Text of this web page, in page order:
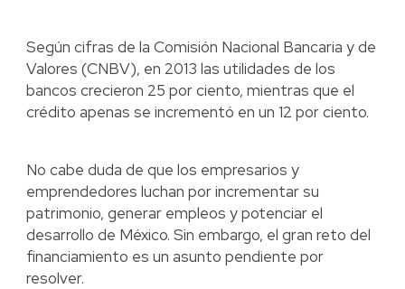
Según cifras de la Comisión Nacional Bancaria y de
Valores (CNBV), en 2013 las utilidades de los
bancos crecieron 25 por ciento, mientras que el
crédito apenas se incrementó en un 12 por ciento.
No cabe duda de que los empresarios y
emprendedores luchan por incrementar su
patrimonio, generar empleos y potenciar el
desarrollo de México. Sin embargo, el gran reto del
financiamiento es un asunto pendiente por
resolver.